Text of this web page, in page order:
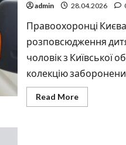
admin 28.04.2026
Правоохоронці
розповсюдження
чоловік з Київської
колекцію
Read MoreRead
more